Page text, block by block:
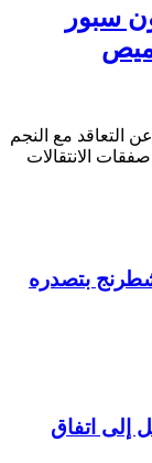
سبور
التعاقد مع النجم
الانتقالات
بتصدره
إلى اتفاق